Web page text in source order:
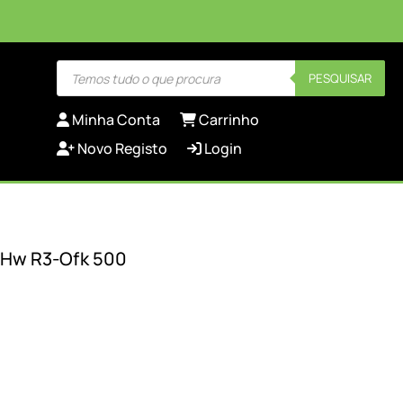
Products
search PESQUISAR
Minha Conta
Carrinho
Novo Registo
Login
R3-Ofk 500